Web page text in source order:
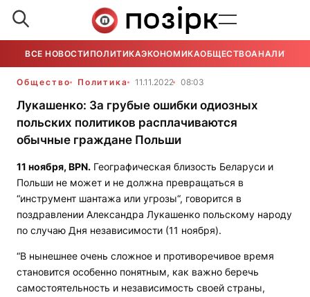
ВСЕ НОВОСТИ ПОЛИТИКАЭКОНОМИКАОБЩЕСТВОАНАЛИТИКА
Общество Политика 11.11.2022 08:03
Лукашенко: За грубые ошибки одиозных
польских политиков расплачиваются
обычные граждане Польши
11 ноября, BPN. Географическая близость Беларуси и
Польши не может и не должна превращаться в
“инструмент шантажа или угрозы“, говорится в
поздравлении Александра Лукашенко польскому народу
по случаю Дня независимости (11 ноября).
“В нынешнее очень сложное и противоречивое время
становится особенно понятным, как важно беречь
самостоятельность и независимость своей страны,